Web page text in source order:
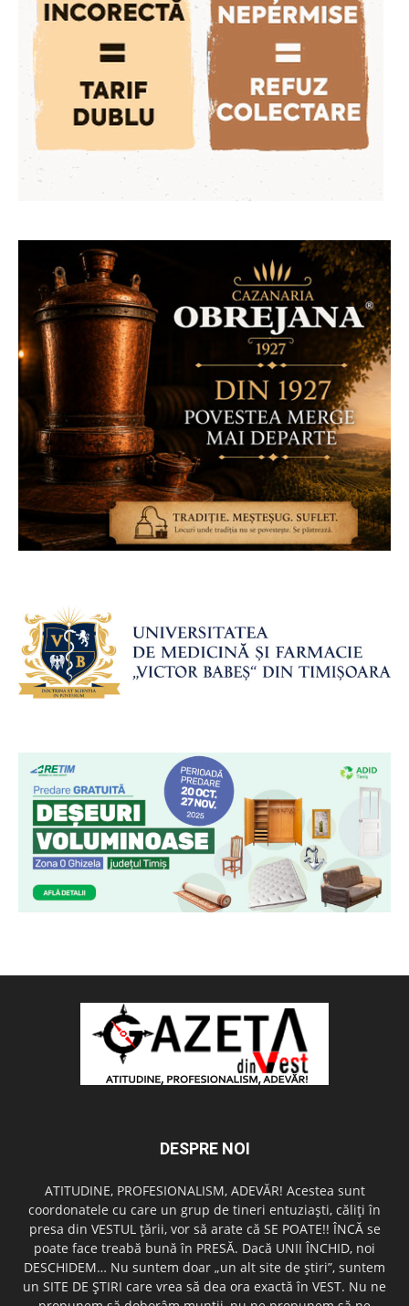
DESPRE NOI
ATITUDINE, PROFESIONALISM, ADEVĂR! Acestea sunt
coordonatele cu care un grup de tineri entuziaşti, căliţi în
presa din VESTUL ţării, vor să arate că SE POATE!! ÎNCĂ se
poate face treabă bună în PRESĂ. Dacă UNII ÎNCHID, noi
DESCHIDEM… Nu suntem doar „un alt site de ştiri”, suntem
un SITE DE ŞTIRI care vrea să dea ora exactă în VEST. Nu ne